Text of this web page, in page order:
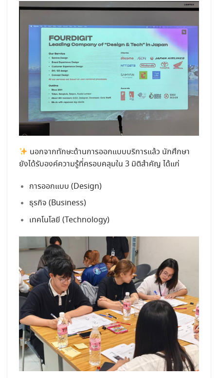
นอกจากทักษะด้านการออกแบบบริการแล้ว นักศึกษา
ยังได้รับองค์ความรู้ที่ครอบคลุมใน 3 มิติสำคัญ ได้แก่
การออกแบบ (Design)
ธุรกิจ (Business)
เทคโนโลยี (Technology)